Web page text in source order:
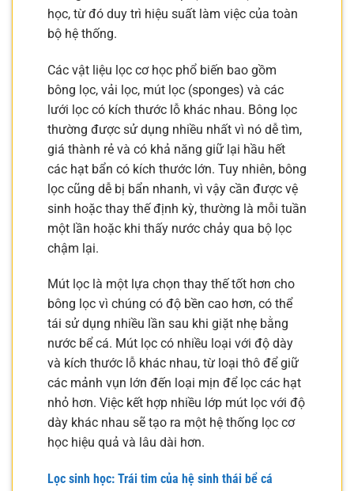
học, từ đó duy trì hiệu suất làm việc của toàn
bộ hệ thống.
Các vật liệu lọc cơ học phổ biến bao gồm
bông lọc, vải lọc, mút lọc (sponges) và các
lưới lọc có kích thước lỗ khác nhau. Bông lọc
thường được sử dụng nhiều nhất vì nó dễ tìm,
giá thành rẻ và có khả năng giữ lại hầu hết
các hạt bẩn có kích thước lớn. Tuy nhiên, bông
lọc cũng dễ bị bẩn nhanh, vì vậy cần được vệ
sinh hoặc thay thế định kỳ, thường là mỗi tuần
một lần hoặc khi thấy nước chảy qua bộ lọc
chậm lại.
Mút lọc là một lựa chọn thay thế tốt hơn cho
bông lọc vì chúng có độ bền cao hơn, có thể
tái sử dụng nhiều lần sau khi giặt nhẹ bằng
nước bể cá. Mút lọc có nhiều loại với độ dày
và kích thước lỗ khác nhau, từ loại thô để giữ
các mảnh vụn lớn đến loại mịn để lọc các hạt
nhỏ hơn. Việc kết hợp nhiều lớp mút lọc với độ
dày khác nhau sẽ tạo ra một hệ thống lọc cơ
học hiệu quả và lâu dài hơn.
Lọc sinh học: Trái tim của hệ sinh thái bể cá